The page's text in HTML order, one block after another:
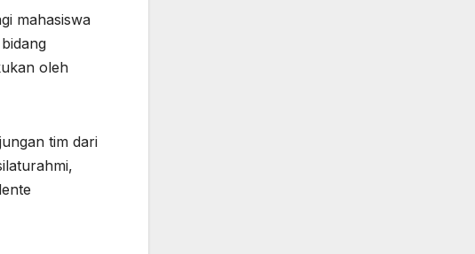
mahasiswa
oleh
tim dari